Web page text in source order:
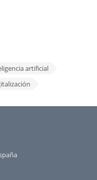
artificial